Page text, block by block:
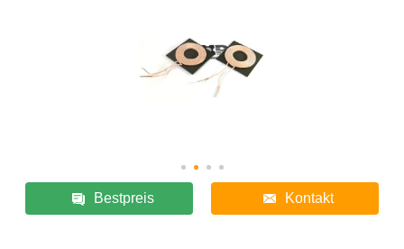
Bestpreis Kontakt